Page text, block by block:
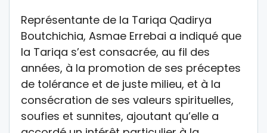
Représentante de la Tariqa Qadirya
Boutchichia, Asmae Errebai a indiqué que
la Tariqa s’est consacrée, au fil des
années, à la promotion de ses préceptes
de tolérance et de juste milieu, et à la
consécration de ses valeurs spirituelles,
soufies et sunnites, ajoutant qu’elle a